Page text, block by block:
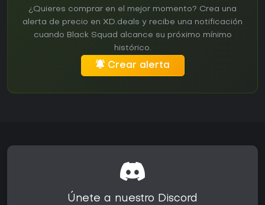
¿Quieres comprar en el mejor momento? Crea una
alerta de precio en XD.deals y recibe una notificación
cuando Black Squad alcance su próximo mínimo
histórico.
Crear alerta
Únete a nuestro Discord